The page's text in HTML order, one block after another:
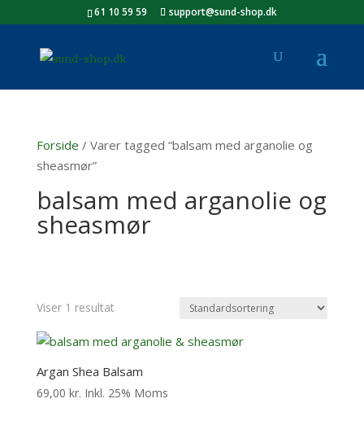
61 10 59 59 support@sund-shop.dk
Forside / Varer tagged “balsam med arganolie og
sheasmør”
balsam med arganolie og
sheasmør
Viser 1 resultat
Argan Shea Balsam
69,00 kr. Inkl. 25% Moms